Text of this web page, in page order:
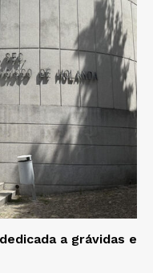
a grávidas e